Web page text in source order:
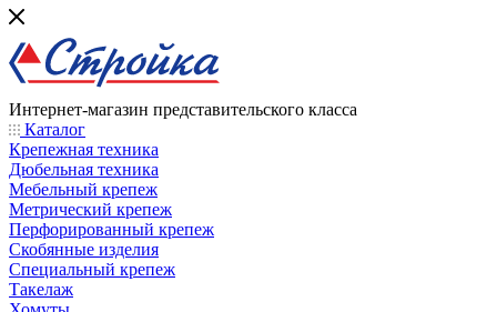
Интернет-магазин представительского класса
Каталог
Крепежная техника
Дюбельная техника
Мебельный крепеж
Метрический крепеж
Перфорированный крепеж
Скобянные изделия
Специальный крепеж
Такелаж